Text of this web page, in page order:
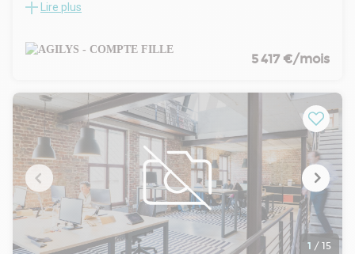
CAMPUS EIFFEL MASSY - LAVOISIER
bureaux & commerce à proximité des gares RER & TGV de
Massy-Palaiseau
RIE : 16 € HT/HC/m²/an
Parkings intérieurs : 1300 € HT/HC/U/an
- Type de bail : Commercial
- Durée : 3/6/9 ans
- Préavis : 3 mois
- Fiscalité : TVA
- Indice : ILAT
- Indexation : Annuelle, date prise effet
- Dépôt de garantie : 3 mois
- Loyers et charges : Trimestriels et d'avance
Lire plus
5 417 €/mois
1 / 15